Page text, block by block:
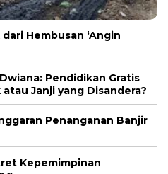
Hembusan ‘Angin
Pendidikan Gratis
Janji yang Disandera?
Penanganan Banjir
Kepemimpinan